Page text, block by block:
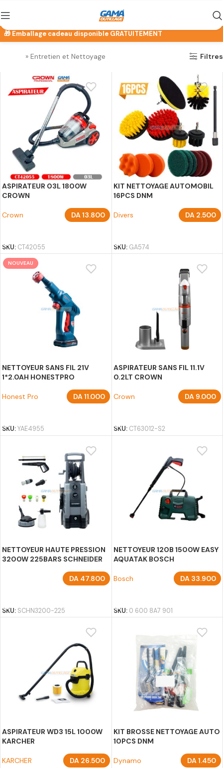
» Entretien et Nettoyage Filtres
ASPIRATEUR 03L 1800W
CROWN
Crown DA 13.800
SKU: CT42055
KIT NETTOYAGE AUTOMOBIL
16PCS DNM
Divers DA 2.500
SKU: GA574
NOUVEAU
NETTOYEUR SANS FIL 21V
1*2.0AH HONESTPRO
Honest Pro DA11.000
SKU:YAE4955
ASPIRATEUR SANS FIL 11.1V
0.2LT CROWN
Crown DA 9.000
SKU: CT63012-S2
NETTOYEUR HAUTE PRESSION
3200W 225BARS SCHNEIDER
DA47.800
SKU: SCHN3200-225
NETTOYEUR 120B 1500W EASY
AQUATAK BOSCH
Bosch DA 33.900
SKU: 0 600 8A7 901
ASPIRATEUR WD3 15L 1000W
KARCHER
KARCHER DA26.500
KIT BROSSE NETTOYAGE AUTO
10PCS DNM
Dynamo DA1.450